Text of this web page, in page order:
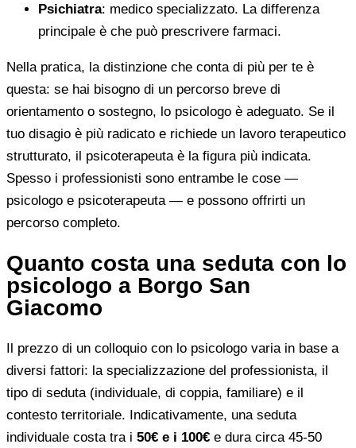
Psichiatra: medico specializzato. La differenza
principale è che può prescrivere farmaci.
Nella pratica, la distinzione che conta di più per te è
questa: se hai bisogno di un percorso breve di
orientamento o sostegno, lo psicologo è adeguato. Se il
tuo disagio è più radicato e richiede un lavoro terapeutico
strutturato, il psicoterapeuta è la figura più indicata.
Spesso i professionisti sono entrambe le cose —
psicologo e psicoterapeuta — e possono offrirti un
percorso completo.
Quanto costa una seduta con lo
psicologo a Borgo San
Giacomo
Il prezzo di un colloquio con lo psicologo varia in base a
diversi fattori: la specializzazione del professionista, il
tipo di seduta (individuale, di coppia, familiare) e il
contesto territoriale. Indicativamente, una seduta
individuale costa tra i 50€ e i 100€ e dura circa 45-50